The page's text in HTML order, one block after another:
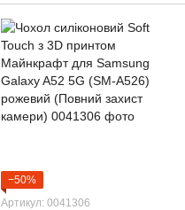
−50%
Артикул: 0041306